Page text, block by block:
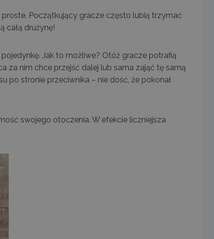
Początkujący gracze często lubią trzymać
całą drużynę!
Jak to możliwe? Otóż gracze potrafią
za nim chce przejść dalej lub sama zająć tę samą
po stronie przeciwnika – nie dość, że pokonał
swojego otoczenia. W efekcie liczniejsza